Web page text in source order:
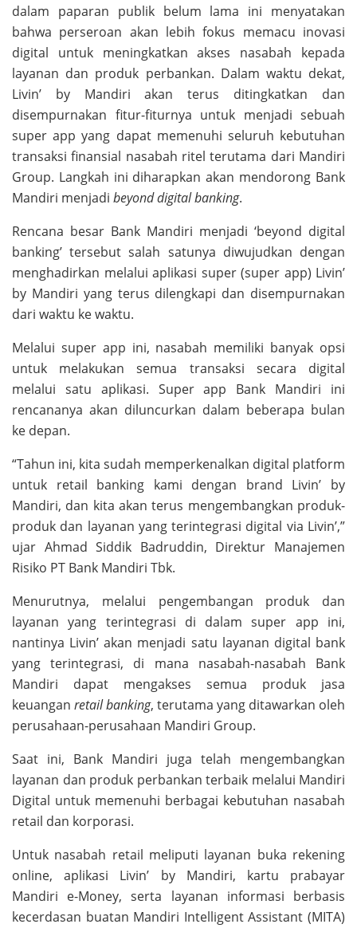
dalam paparan publik belum lama ini menyatakan
bahwa perseroan akan lebih fokus memacu inovasi
digital untuk meningkatkan akses nasabah kepada
layanan dan produk perbankan. Dalam waktu dekat,
Livin’ by Mandiri akan terus ditingkatkan dan
disempurnakan fitur-fiturnya untuk menjadi sebuah
super app yang dapat memenuhi seluruh kebutuhan
transaksi finansial nasabah ritel terutama dari Mandiri
Group. Langkah ini diharapkan akan mendorong Bank
Mandiri menjadi beyond digital banking.
Rencana besar Bank Mandiri menjadi ‘beyond digital
banking’ tersebut salah satunya diwujudkan dengan
menghadirkan melalui aplikasi super (super app) Livin’
by Mandiri yang terus dilengkapi dan disempurnakan
dari waktu ke waktu.
Melalui super app ini, nasabah memiliki banyak opsi
untuk melakukan semua transaksi secara digital
melalui satu aplikasi. Super app Bank Mandiri ini
rencananya akan diluncurkan dalam beberapa bulan
ke depan.
“Tahun ini, kita sudah memperkenalkan digital platform
untuk retail banking kami dengan brand Livin’ by
Mandiri, dan kita akan terus mengembangkan produk-
produk dan layanan yang terintegrasi digital via Livin’,”
ujar Ahmad Siddik Badruddin, Direktur Manajemen
Risiko PT Bank Mandiri Tbk.
Menurutnya, melalui pengembangan produk dan
layanan yang terintegrasi di dalam super app ini,
nantinya Livin’ akan menjadi satu layanan digital bank
yang terintegrasi, di mana nasabah-nasabah Bank
Mandiri dapat mengakses semua produk jasa
keuangan retail banking, terutama yang ditawarkan oleh
perusahaan-perusahaan Mandiri Group.
Saat ini, Bank Mandiri juga telah mengembangkan
layanan dan produk perbankan terbaik melalui Mandiri
Digital untuk memenuhi berbagai kebutuhan nasabah
retail dan korporasi.
Untuk nasabah retail meliputi layanan buka rekening
online, aplikasi Livin’ by Mandiri, kartu prabayar
Mandiri e-Money, serta layanan informasi berbasis
kecerdasan buatan Mandiri Intelligent Assistant (MITA)